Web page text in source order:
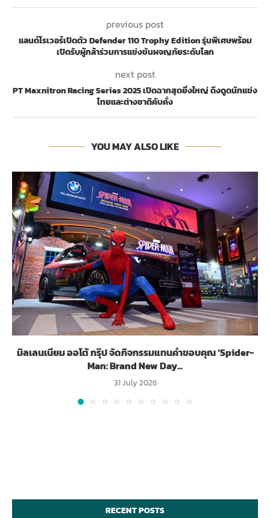
previous post
แลนด์โรเวอร์เปิดตัว Defender 110 Trophy Edition รุ่นพิเศษพร้อม
เปิดรับผู้กล้าร่วมการแข่งขันผจญภัยระดับโลก
next post
PT Maxnitron Racing Series 2025 เปิดฉากสุดยิ่งใหญ่ ดึงดูดนักแข่ง
ไทยและต่างชาติคับคั่ง
YOU MAY ALSO LIKE
มิลเลนเนียม ออโต้ กรุ๊ป จัดกิจกรรมแทนคำขอบคุณ ‘Spider-
Man: Brand New Day...
31 July 2026
RECENT POSTS